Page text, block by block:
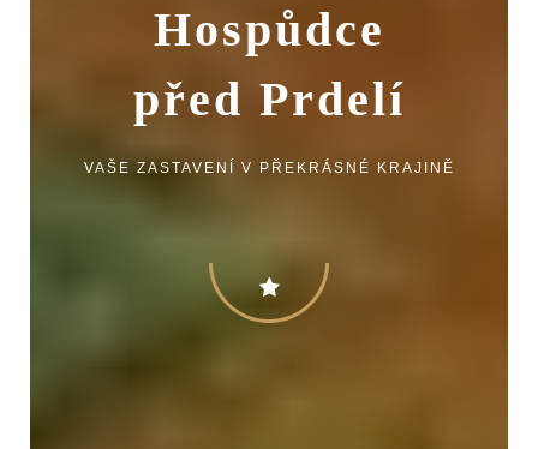
Hospůdce
před Prdelí
VAŠE ZASTAVENÍ V PŘEKRÁSNÉ KRAJINĚ